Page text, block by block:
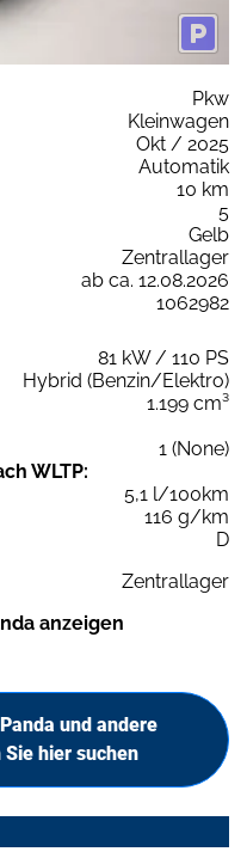
Pkw
Kleinwagen
Okt / 2025
Automatik
10 km
5
Gelb
Zentrallager
ab ca. 12.08.2026
1062982
81 kW / 110 PS
Hybrid (Benzin/Elektro)
1.199 cm³
1 (None)
WLTP:
5,1 l/100km
116 g/km
D
Zentrallager
anzeigen
und andere
Sie hier suchen